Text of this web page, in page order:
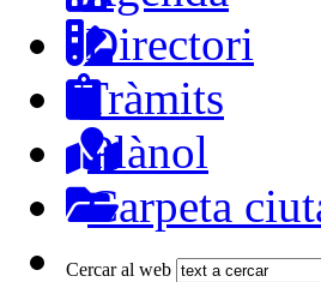
Directori
Tràmits
Plànol
Carpeta
Cercar al web